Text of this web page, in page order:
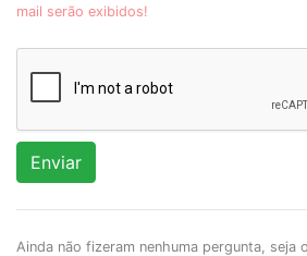
mail serão exibidos!
Enviar
Ainda não fizeram nenhuma pergunta, seja